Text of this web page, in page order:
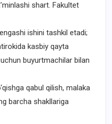
shart. Fakultet
ishini tashkil etadi;
kasbiy qayta
buyurtmachilar bilan
qabul qilish, malaka
barcha shakllariga